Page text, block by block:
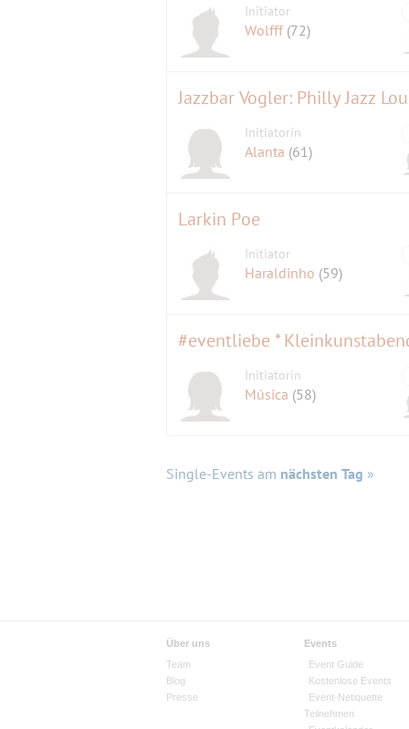
Initiator
Wolfff (72)
Jazzbar Vogler: Philly Jazz
Initiatorin
Alanta (61)
Larkin Poe
Initiator
Haraldinho (59)
#eventliebe *
Initiatorin
Música (58)
Single-Events am nächsten Tag »
Über uns
Team
Blog
Presse
Events
Event Guide
Kostenlose Events
Event-Netiquette
Teilnehmen